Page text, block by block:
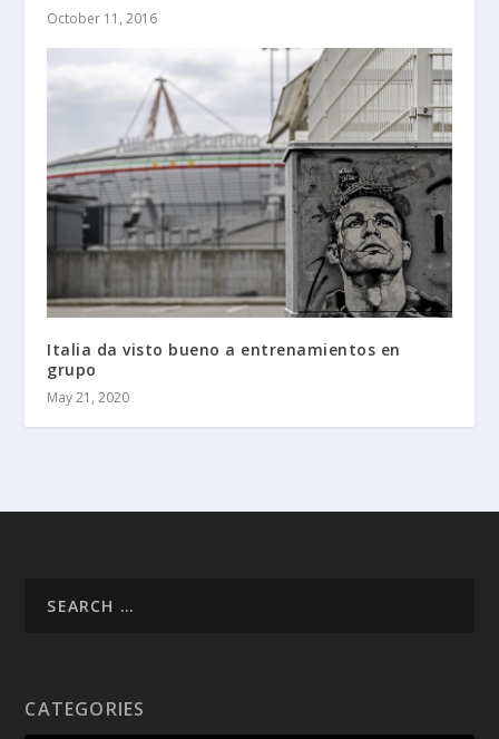
October 11, 2016
Italia da visto bueno a entrenamientos en
grupo
May 21, 2020
CATEGORIES